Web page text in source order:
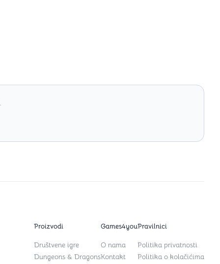
Proizvodi
Društvene igre
Dungeons & Dragons
Games4you
O nama
Kontakt
Pravilnici
Politika privatnosti
Politika o kolačićima